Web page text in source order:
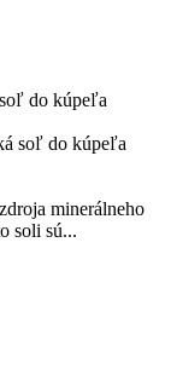
do kúpeľa
minerálneho
soli sú...